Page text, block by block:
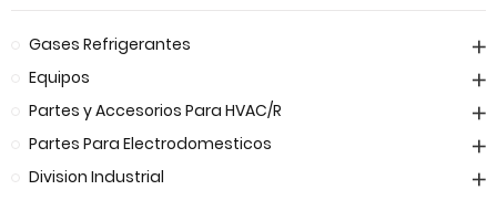
Gases Refrigerantes
Equipos
Partes y Accesorios Para HVAC/R
Partes Para Electrodomesticos
Division Industrial